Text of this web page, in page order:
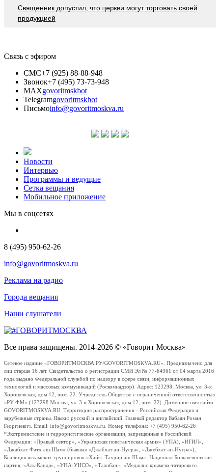
Священник допустил, что церкви могут торговать своей
продукцией
Связь с эфиром
СМС+7 (925) 88-88-948
Звонок+7 (495) 73-73-948
MAXgovoritmskbot
Telegramgovoritmskbot
Письмоinfo@govoritmoskva.ru
Новости
Интервью
Программы и ведущие
Сетка вещания
Мобильное приложение
Мы в соцсетях
8 (495) 950-62-26
info@govoritmoskva.ru
Реклама на радио
Города вещания
Наши слушатели
Все права защищены. 2014-2026 © «Говорит Москва»
Сетевое издание «ГОВОРИТМОСКВА.РУ/GOVORITMOSKVA.RU». Предназначено для
лиц старше 16 лет. Свидетельство о регистрации СМИ Эл № 77-64961 от 04 марта 2016
года выдано Федеральной службой по надзору в сфере связи, информационных
технологий и массовых коммуникаций (Роскомнадзор). Адрес: 123298, Москва, ул. 3-я
Хорошевская, дом 12, пом. 22. Учредитель Общество с ограниченной ответственностью
«РУ ФМ» (123298 Москва, ул. 3-я Хорошевская, дом 12, пом. 22). Доменное имя сайта
GOVORITMOSKVA.RU. Территория распространения – Российская Федерация и
зарубежные страны. Языки: русский и английский. Главный редактор Бабаян Роман
Георгиевич. Email: info@govoritmoskva.ru. Номер телефона: +7 (495) 950-62-26
*Экстремистские и террористические организации, запрещенные в Российской
Федерации: «Правый сектор», «Украинская повстанческая армия» (УПА), «ИГИЛ»,
«Джабхат Фатх аш-Шам» (бывшая «Джабхат ан-Нусра», «Джебхат ан-Нусра»),
Коалиция исламских группировок «Хайят Тахрир аш-Шам», Национал-Большевистская
партия, «Аль-Каида», «УНА-УНСО», «Талибан», «Меджлис крымско-татарского